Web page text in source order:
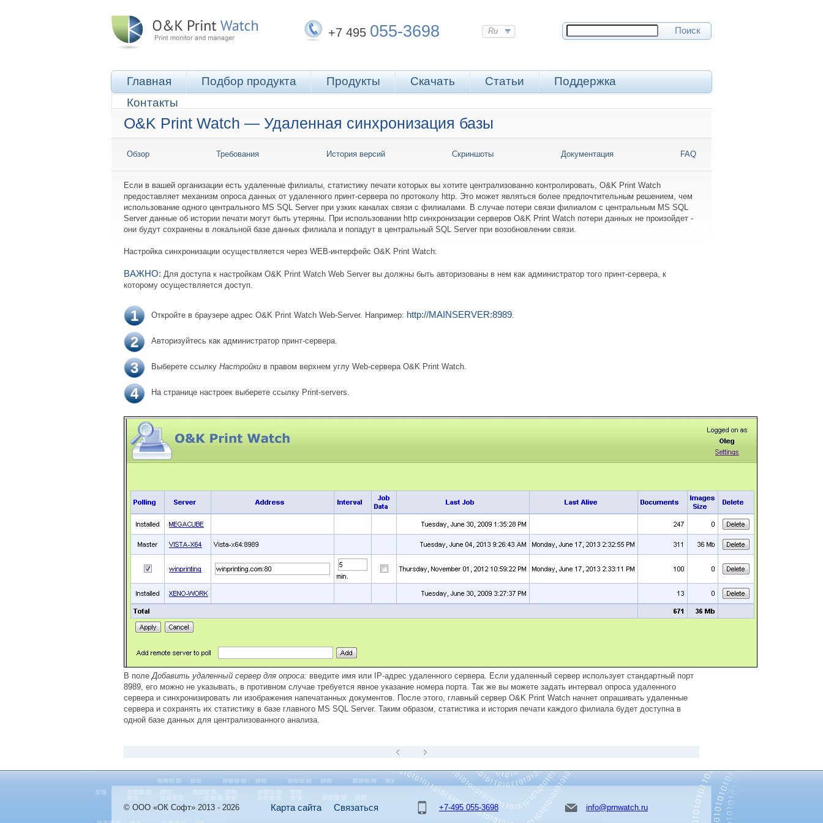
+7 495 055-3698 Ru Поиск
Главная Подбор продукта Продукты Скачать Статьи
Поддержка
Контакты
O&K Print Watch — Удаленная синхронизация базы
Обзор Требования История версий Скриншоты Документация FAQ
Если в вашей организации есть удаленные филиалы, статистику печати которых вы хотите централизованно контролировать, O&K Print Watch
предоставляет механизм опроса данных от удаленного принт-сервера по протоколу http. Это может являться более предпочтительным решением, чем
использование одного центрального MS SQL Server при узких каналах связи с филиалами. В случае потери связи филиалом с центральным MS SQL
Server данные об истории печати могут быть утеряны. При использовании http синхронизации серверов O&K Print Watch потери данных не произойдет -
они будут сохранены в локальной базе данных филиала и попадут в центральный SQL Server при возобновлении связи.
Настройка синхронизации осуществляется через WEB-интерфейс O&K Print Watch:
ВАЖНО: Для доступа к настройкам O&K Print Watch Web Server вы должны быть авторизованы в нем как администратор того принт-сервера, к
которому осуществляется доступ.
1 Откройте в браузере адрес O&K Print Watch Web-Server. Например: http://MAINSERVER:8989.
2 Авторизуйтесь как администратор принт-сервера.
3 Выберете ссылку Настройки в правом верхнем углу Web-сервера O&K Print Watch.
4 На странице настроек выберете ссылку Print-servers.
В полеДобавить удаленный сервер для опроса: введите имя или IP-адрес удаленного сервера. Если удаленный сервер использует стандартный порт
8989, его можно не указывать, в противном случае требуется явное указание номера порта. Так же вы можете задать интервал опроса удаленного
сервера и синхронизировать ли изображения напечатанных документов. После этого, главный сервер O&K Print Watch начнет опрашивать удаленные
сервера и сохранять их статистику в базе главного MS SQL Server. Таким образом, статистика и история печати каждого филиала будет доступна в
одной базе данных для централизованного анализа.
© ООО «ОК Софт» 2013 - 2026 Карта сайта Связаться +7-495 055-3698 info@prnwatch.ru